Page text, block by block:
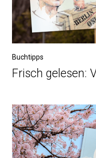
Buchtipps
Frisch gelesen: